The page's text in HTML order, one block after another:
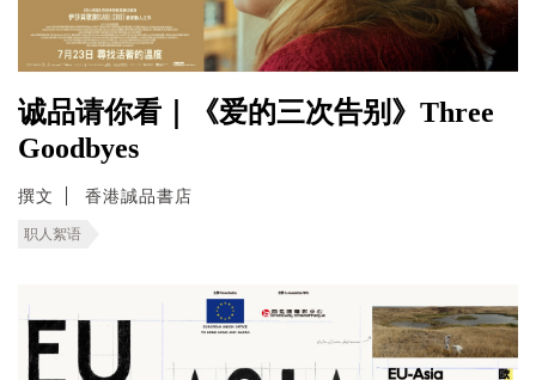
诚品请你看｜《爱的三次告别》Three
Goodbyes
撰文 香港誠品書店
职人絮语